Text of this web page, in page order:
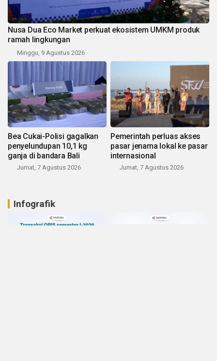
Nusa Dua Eco Market perkuat ekosistem UMKM produk
ramah lingkungan
Minggu, 9 Agustus 2026
Bea Cukai-Polisi gagalkan
penyelundupan 10,1 kg
ganja di bandara Bali
Jumat, 7 Agustus 2026
Pemerintah perluas akses
pasar jenama lokal ke pasar
internasional
Jumat, 7 Agustus 2026
Infografik